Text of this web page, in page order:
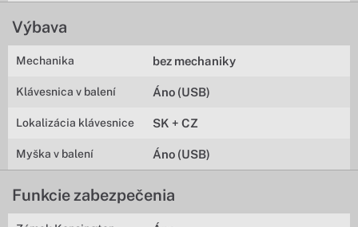
Výbava
Mechanika bez mechaniky
Klávesnica v balení Áno (USB)
Lokalizácia klávesnice SK + CZ
Myška v balení Áno (USB)
Funkcie zabezpečenia